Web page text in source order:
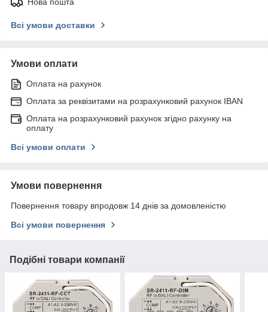
Всі умови доставки
Умови оплати
Оплата на рахунок
Оплата за реквізитами на розрахунковий рахунок IBAN
Оплата на розрахунковий рахунок згідно рахунку на
оплату
Всі умови оплати
Умови повернення
Повернення товару впродовж 14 днів за домовленістю
Всі умови повернення
Подібні товари компанії